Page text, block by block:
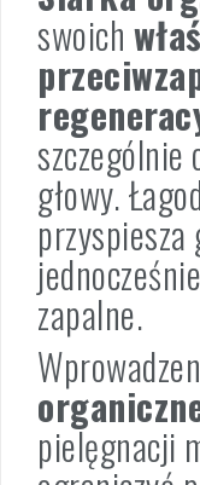
swoich
szczególnie
głowy.
zapalne.
pielęgnacji